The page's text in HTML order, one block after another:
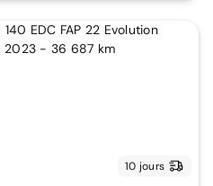
10 jours